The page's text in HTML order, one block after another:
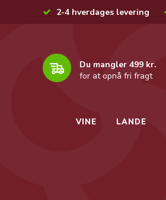
2-4 hverdages levering
Du mangler 499 kr.
for at opnå fri fragt
VINE LANDE